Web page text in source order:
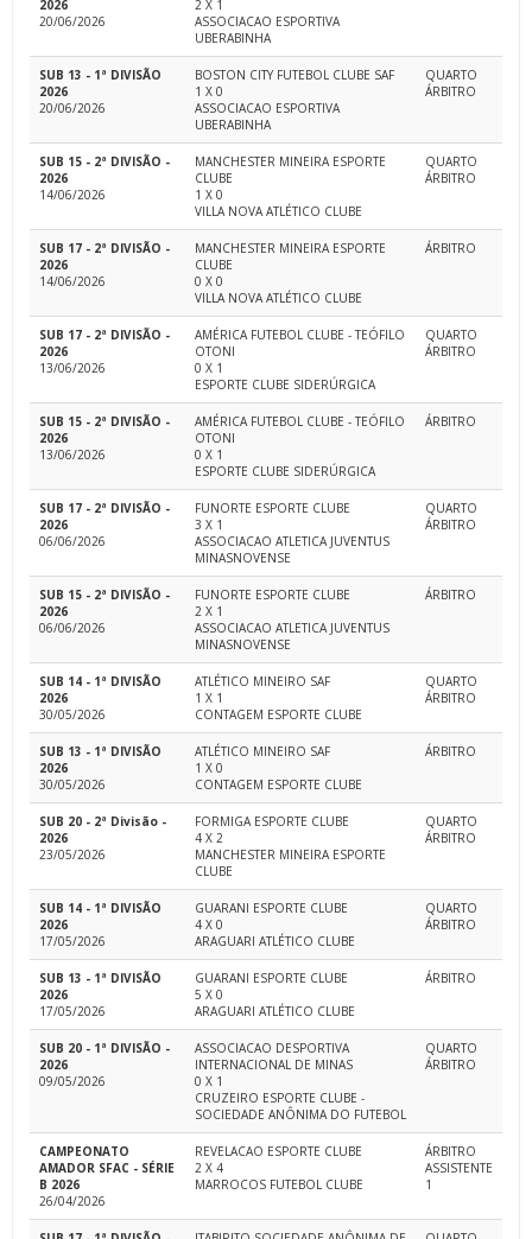
2026
20/06/2026
2 X 1
ASSOCIACAO ESPORTIVA
UBERABINHA
SUB 13 - 1ª DIVISÃO
2026
20/06/2026
BOSTON CITY FUTEBOL CLUBE SAF
1 X 0
ASSOCIACAO ESPORTIVA
UBERABINHA
QUARTO
ÁRBITRO
SUB 15 - 2ª DIVISÃO -
2026
14/06/2026
MANCHESTER MINEIRA ESPORTE
CLUBE
1 X 0
VILLA NOVA ATLÉTICO CLUBE
QUARTO
ÁRBITRO
SUB 17 - 2ª DIVISÃO -
2026
14/06/2026
MANCHESTER MINEIRA ESPORTE
CLUBE
0 X 0
VILLA NOVA ATLÉTICO CLUBE
ÁRBITRO
SUB 17 - 2ª DIVISÃO -
2026
13/06/2026
AMÉRICA FUTEBOL CLUBE - TEÓFILO
OTONI
0 X 1
ESPORTE CLUBE SIDERÚRGICA
QUARTO
ÁRBITRO
SUB 15 - 2ª DIVISÃO -
2026
13/06/2026
AMÉRICA FUTEBOL CLUBE - TEÓFILO
OTONI
0 X 1
ESPORTE CLUBE SIDERÚRGICA
ÁRBITRO
SUB 17 - 2ª DIVISÃO -
2026
06/06/2026
FUNORTE ESPORTE CLUBE
3 X 1
ASSOCIACAO ATLETICA JUVENTUS
MINASNOVENSE
QUARTO
ÁRBITRO
SUB 15 - 2ª DIVISÃO -
2026
06/06/2026
FUNORTE ESPORTE CLUBE
2 X 1
ASSOCIACAO ATLETICA JUVENTUS
MINASNOVENSE
ÁRBITRO
SUB 14 - 1ª DIVISÃO
2026
30/05/2026
ATLÉTICO MINEIRO SAF
1 X 1
CONTAGEM ESPORTE CLUBE
QUARTO
ÁRBITRO
SUB 13 - 1ª DIVISÃO
2026
30/05/2026
ATLÉTICO MINEIRO SAF
1 X 0
CONTAGEM ESPORTE CLUBE
ÁRBITRO
SUB 20 - 2ª Divisão -
2026
23/05/2026
FORMIGA ESPORTE CLUBE
4 X 2
MANCHESTER MINEIRA ESPORTE
CLUBE
QUARTO
ÁRBITRO
SUB 14 - 1ª DIVISÃO
2026
17/05/2026
GUARANI ESPORTE CLUBE
4 X 0
ARAGUARI ATLÉTICO CLUBE
QUARTO
ÁRBITRO
SUB 13 - 1ª DIVISÃO
2026
17/05/2026
GUARANI ESPORTE CLUBE
5 X 0
ARAGUARI ATLÉTICO CLUBE
ÁRBITRO
SUB 20 - 1ª DIVISÃO -
2026
09/05/2026
ASSOCIACAO DESPORTIVA
INTERNACIONAL DE MINAS
0 X 1
CRUZEIRO ESPORTE CLUBE -
SOCIEDADE ANÔNIMA DO FUTEBOL
QUARTO
ÁRBITRO
CAMPEONATO
AMADOR SFAC - SÉRIE
B 2026
26/04/2026
REVELACAO ESPORTE CLUBE
2 X 4
MARROCOS FUTEBOL CLUBE
ÁRBITRO
ASSISTENTE
1